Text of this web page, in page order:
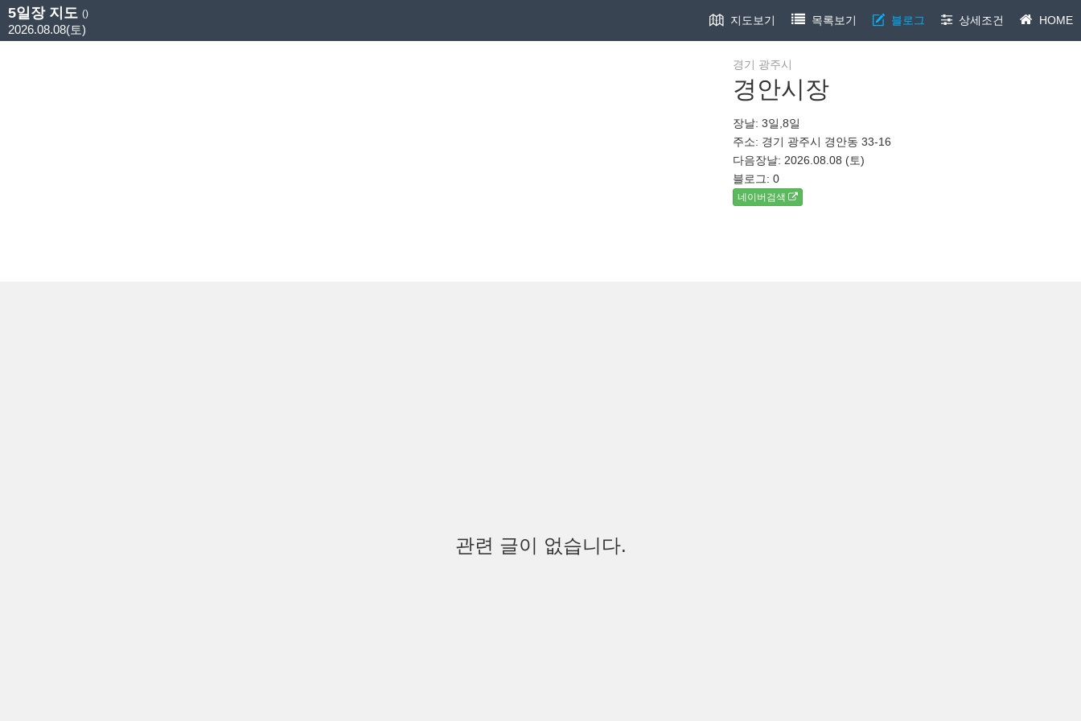
5일장 지도 ()
2026.08.08(토)
지도보기 목록보기 블로그 상세조건 HOME
경기 광주시
경안시장
장날: 3일,8일
주소: 경기 광주시 경안동 33-16
다음장날: 2026.08.08 (토)
블로그: 0
네이버검색
관련 글이 없습니다.